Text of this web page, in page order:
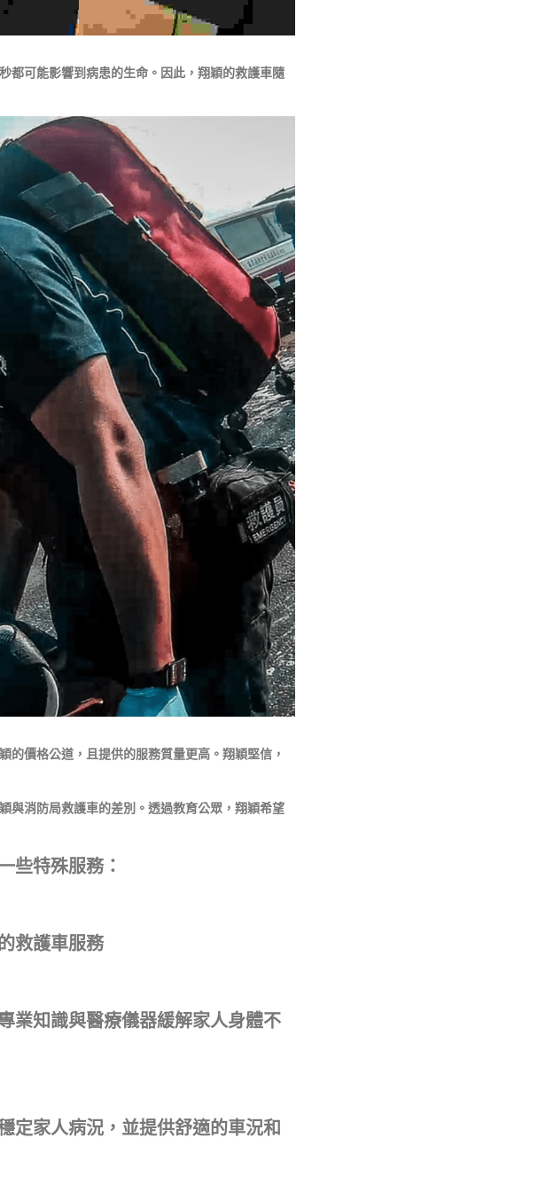
都可能影響到病患的生命。因此，翔穎的救護車隨
價格公道，且提供的服務質量更高。翔穎堅信，
與消防局救護車的差別。透過教育公眾，翔穎希望
些特殊服務：
救護車服務
業知識與醫療儀器緩解家人身體不
定家人病況，並提供舒適的車況和